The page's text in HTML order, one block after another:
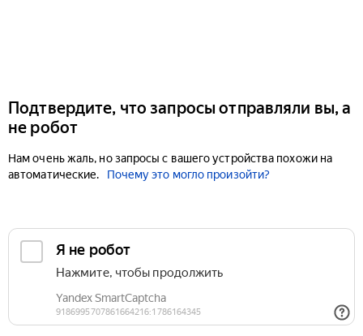
Подтвердите, что запросы отправляли вы, а
не робот
Нам очень жаль, но запросы с вашего устройства похожи на
автоматические.
Почему это могло произойти?